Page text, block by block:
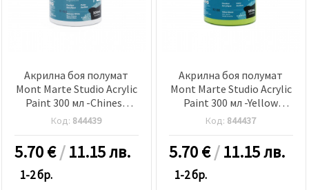
Акрилна боя полумат
Mont Marte Studio Acrylic
Paint 300 мл -Chinese
White китайско бяло
Код: 844439
5.70€/11.15 лв.
1-2 бр.
Акрилна боя полумат
Mont Marte Studio Acrylic
Paint 300 мл -Yellow
Green жълто зелена
Код: 844437
5.70€/11.15 лв.
1-2 бр.